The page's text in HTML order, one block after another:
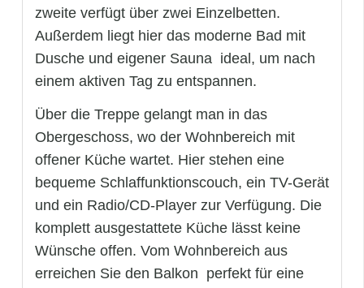
zweite verfügt über zwei Einzelbetten.
Außerdem liegt hier das moderne Bad mit
Dusche und eigener Sauna  ideal, um nach
einem aktiven Tag zu entspannen.
Über die Treppe gelangt man in das
Obergeschoss, wo der Wohnbereich mit
offener Küche wartet. Hier stehen eine
bequeme Schlaffunktionscouch, ein TV-Gerät
und ein Radio/CD-Player zur Verfügung. Die
komplett ausgestattete Küche lässt keine
Wünsche offen. Vom Wohnbereich aus
erreichen Sie den Balkon  perfekt für eine